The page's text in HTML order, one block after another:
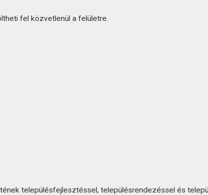
fel közvetlenül a felületre.
településfejlesztéssel, településrendezéssel és